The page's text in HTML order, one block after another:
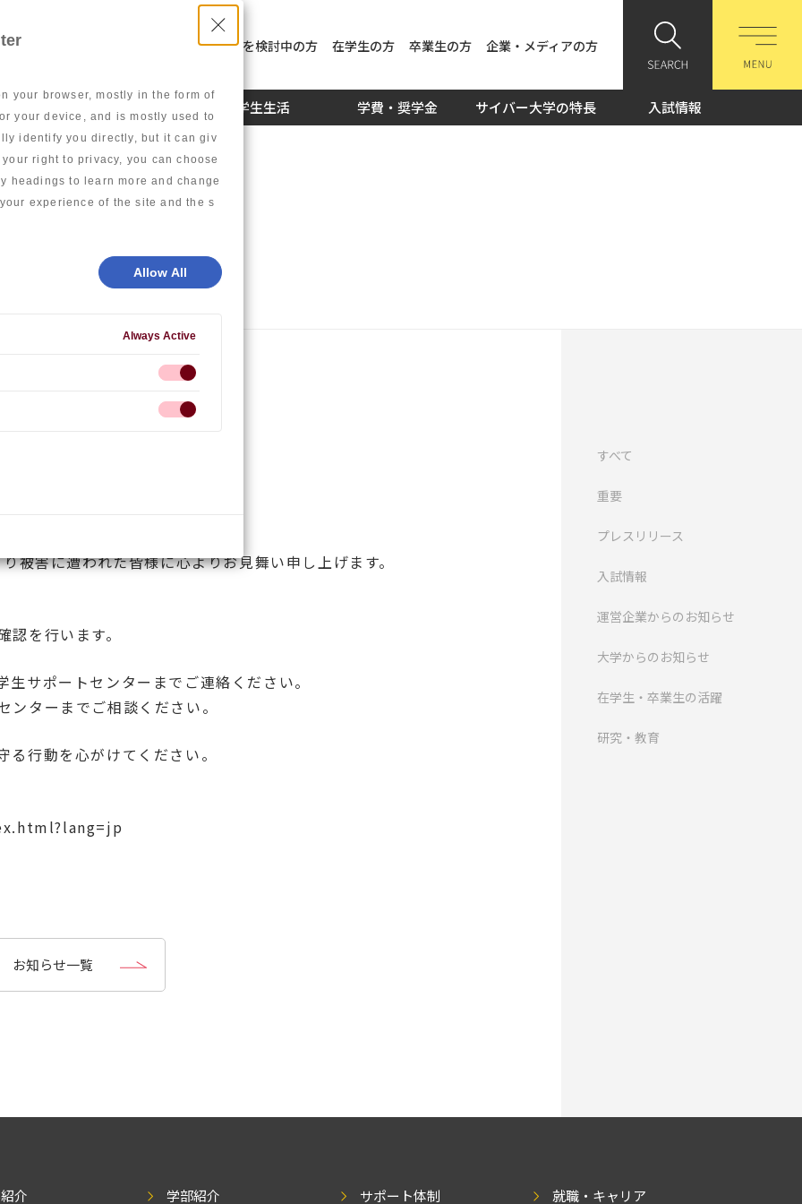
your browser, mostly in the form of
your device, and is mostly used to
identify you directly, but it can giv
right to privacy, you can choose
headings to learn more and change
experience of the site and the s
Allow All
Always Active
社員教育を検討中の方 在学生の方 卒業生の方 企業・メディアの方
学生生活 学費・奨学金 サイバー大学の特長 入試情報
すべて
重要
プレスリリース
入試情報
運営企業からのお知らせ
大学からのお知らせ
在学生・卒業生の活躍
研究・教育
害に遭われた皆様に心よりお見舞い申し上げます。
を行います。
サポートセンターまでご連絡ください。
ターまでご相談ください。
行動を心がけてください。
お知らせ一覧
介 学部紹介 サポート体制 就職・キャリア